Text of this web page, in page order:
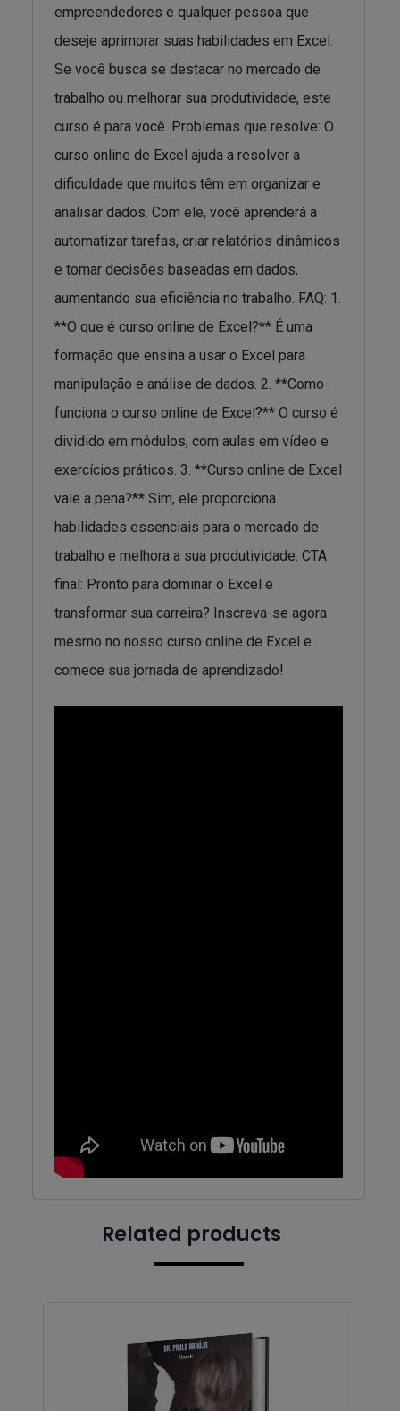
empreendedores e qualquer pessoa que
deseje aprimorar suas habilidades em Excel.
Se você busca se destacar no mercado de
trabalho ou melhorar sua produtividade, este
curso é para você. Problemas que resolve: O
curso online de Excel ajuda a resolver a
dificuldade que muitos têm em organizar e
analisar dados. Com ele, você aprenderá a
automatizar tarefas, criar relatórios dinâmicos
e tomar decisões baseadas em dados,
aumentando sua eficiência no trabalho. FAQ: 1.
**O que é curso online de Excel?** É uma
formação que ensina a usar o Excel para
manipulação e análise de dados. 2. **Como
funciona o curso online de Excel?** O curso é
dividido em módulos, com aulas em vídeo e
exercícios práticos. 3. **Curso online de Excel
vale a pena?** Sim, ele proporciona
habilidades essenciais para o mercado de
trabalho e melhora a sua produtividade. CTA
final: Pronto para dominar o Excel e
transformar sua carreira? Inscreva-se agora
mesmo no nosso curso online de Excel e
comece sua jornada de aprendizado!
Related products